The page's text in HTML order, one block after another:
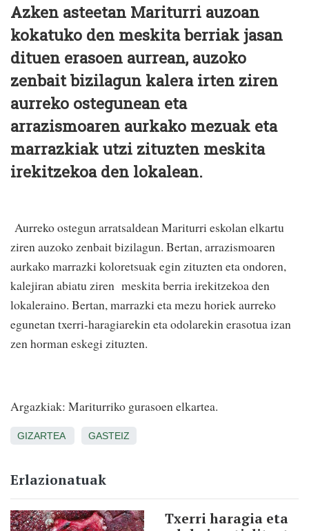
Azken asteetan Mariturri auzoan
kokatuko den meskita berriak jasan
dituen erasoen aurrean, auzoko
zenbait bizilagun kalera irten ziren
aurreko ostegunean eta
arrazismoaren aurkako mezuak eta
marrazkiak utzi zituzten meskita
irekitzekoa den lokalean.
Aurreko ostegun arratsaldean Mariturri eskolan elkartu
ziren auzoko zenbait bizilagun. Bertan, arrazismoaren
aurkako marrazki koloretsuak egin zituzten eta ondoren,
kalejiran abiatu ziren meskita berria irekitzekoa den
lokaleraino. Bertan, marrazki eta mezu horiek aurreko
egunetan txerri-haragiarekin eta odolarekin erasotua izan
zen horman eskegi zituzten.
Argazkiak: Mariturriko gurasoen elkartea.
GIZARTEA GASTEIZ
Erlazionatuak
Txerri haragia eta